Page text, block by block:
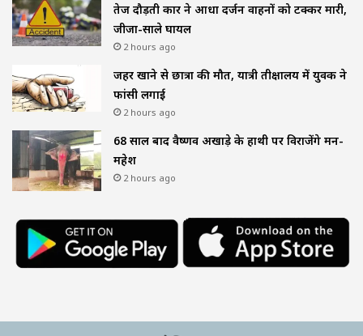
तेज दौड़ती कार ने आधा दर्जन वाहनों को टक्कर मारी,
जीजा-साले घायल
2 hours ago
जहर खाने से छात्रा की मौत, यात्री प्रतीक्षालय में युवक ने
फांसी लगाई
2 hours ago
68 साल बाद वैष्णव अखाड़े के हाथी पर विराजेंगे मन-
महेश
2 hours ago